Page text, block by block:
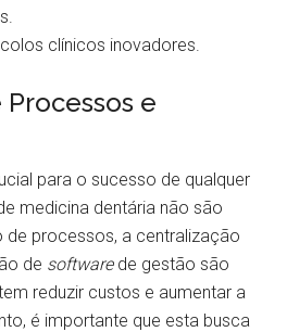
clínicos inovadores.
e
para o sucesso de qualquer
medicina dentária não são
processos, a centralização
de softwarede gestão são
reduzir custos e aumentar a
é importante que esta busca